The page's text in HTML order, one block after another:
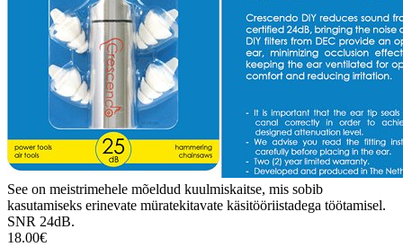
See on meistrimehele mõeldud kuulmiskaitse, mis sobib
kasutamiseks erinevate müratekitavate käsitööriistadega töötamisel.
SNR 24dB.
18.00€